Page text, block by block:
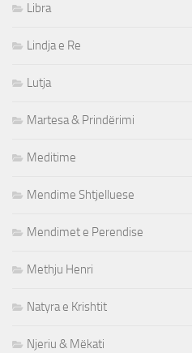
Libra
Lindja e Re
Lutja
Martesa & Prindërimi
Meditime
Mendime Shtjelluese
Mendimet e Perendise
Methju Henri
Natyra e Krishtit
Njeriu & Mëkati